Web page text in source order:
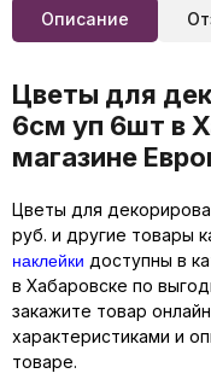
Описание
Цветы для
6см уп 6шт в
магазине
Цветы для
руб. и другие товары
наклейки доступны в
в Хабаровске по
закажите товар
характеристиками и
товаре.